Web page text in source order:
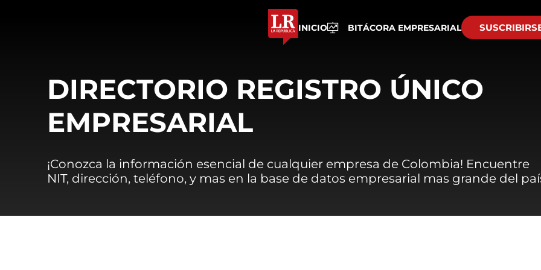
INICIO BITÁCORA EMPRESARIAL
DIRECTORIO REGISTRO ÚNICO
EMPRESARIAL
¡Conozca la información esencial de cualquier empresa de Colombia! Encuentre
NIT, dirección, teléfono, y mas en la base de datos empresarial mas grande del